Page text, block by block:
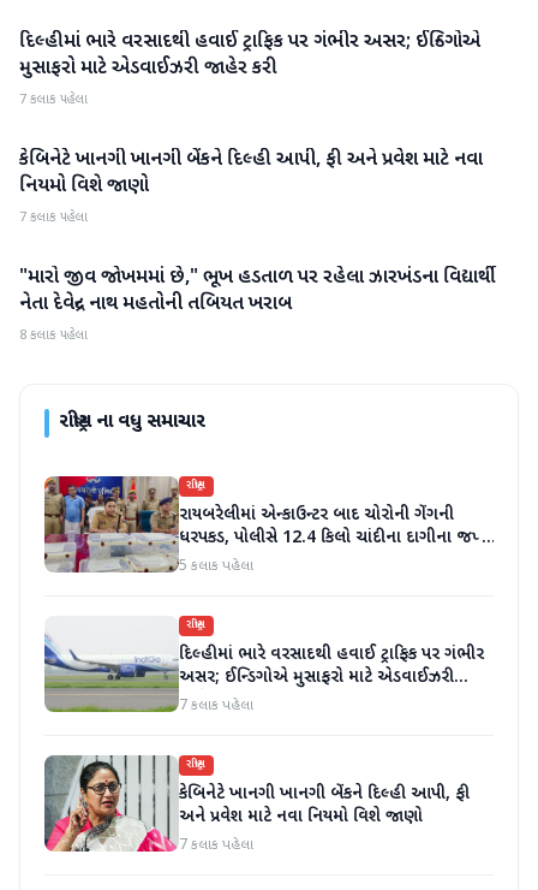
રાષ્ટ્રીય
દિલ્હીમાં ભારે વરસાદથી હવાઈ ટ્રાફિક પર ગંભીર અસર; ઈન્ડિગોએ
મુસાફરો માટે એડવાઈઝરી જાહેર કરી
7 કલાક પહેલા
રાષ્ટ્રીય
કેબિનેટે ખાનગી ખાનગી બેંકને દિલ્હી આપી, ફી અને પ્રવેશ માટે નવા
નિયમો વિશે જાણો
7 કલાક પહેલા
રાષ્ટ્રીય
"મારો જીવ જોખમમાં છે," ભૂખ હડતાળ પર રહેલા ઝારખંડના વિદ્યાર્થી
નેતા દેવેન્દ્ર નાથ મહતોની તબિયત ખરાબ
8 કલાક પહેલા
રાષ્ટ્રીયના વધુ સમાચાર
રાષ્ટ્રીય
રાયબરેલીમાં એન્કાઉન્ટર બાદ ચોરોની ગેંગની
ધરપકડ, પોલીસે 12.4 કિલો ચાંદીના દાગીના જપ્ત
કર્યા
5 કલાક પહેલા
રાષ્ટ્રીય
દિલ્હીમાં ભારે વરસાદથી હવાઈ ટ્રાફિક પર ગંભીર
અસર; ઈન્ડિગોએ મુસાફરો માટે એડવાઈઝરી
જાહેર કરી
7 કલાક પહેલા
રાષ્ટ્રીય
કેબિનેટે ખાનગી ખાનગી બેંકને દિલ્હી આપી, ફી
અને પ્રવેશ માટે નવા નિયમો વિશે જાણો
7 કલાક પહેલા